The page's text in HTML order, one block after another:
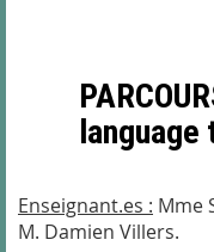
Enseignant.es : Mme
M. Damien Villers.